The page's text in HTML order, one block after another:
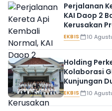
Perjalanan
KAI Daop 2
Kerusakan
Infrastruktur
Pangandaran
EKBIS 10
Holding
Kolaborasi
Kunjungan
EKBIS 10